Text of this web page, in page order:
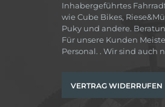
Inhabergeführtes
wie Cube Bikes,
Puky und andere.
Für unsere Kunden
Personal. . Wir sind auch
VERTRAG WIDERRUFEN